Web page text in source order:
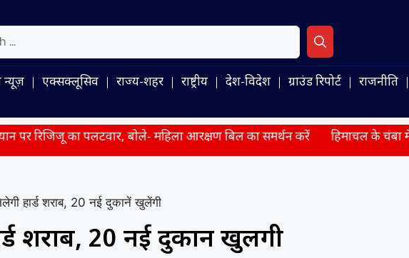
न्यूज़ एक्सक्लूसिव राज्य-शहर राष्ट्रीय देश-विदेश ग्राउंड रिपोर्ट राजनीति
बोले- महिला आरक्षण बिल का समर्थन करें हिमाचल के चंबा में बस हादसे में हुई
हार्ड शराब, 20 नई दुकानें खुलेंगी
शराब, 20 नई दुकानें खुलेंगी